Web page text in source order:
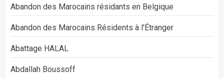
Abandon des Marocains résidants en Belgique
Abandon des Marocains Résidents à l'Étranger
Abattage HALAL
Abdallah Boussoff